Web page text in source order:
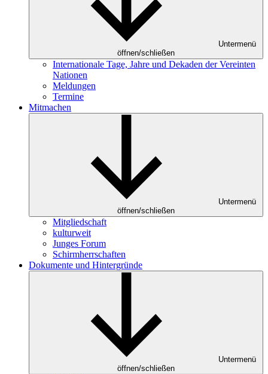
Untermenü
öffnen/schließen
Internationale Tage, Jahre und Dekaden der Vereinten
Nationen
Meldungen
Termine
Mitmachen
Untermenü
öffnen/schließen
Mitgliedschaft
kulturweit
Junges Forum
Schirmherrschaften
Dokumente und Hintergründe
Untermenü
öffnen/schließen